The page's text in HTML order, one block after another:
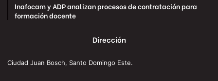
Inafocam y ADP analizan procesos de contratación para
formación docente
Dirección
Ciudad Juan Bosch, Santo Domingo Este.